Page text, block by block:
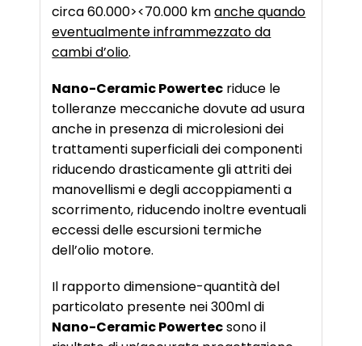
circa 60.000><70.000 kmanche quando
eventualmente inframmezzato da
cambi d’olio.
Nano-Ceramic Powertec riduce le
tolleranze meccaniche dovute ad usura
anche in presenza di microlesioni dei
trattamenti superficiali dei componenti
riducendo drasticamente gli attriti dei
manovellismi e degli accoppiamenti a
scorrimento, riducendo inoltre eventuali
eccessi delle escursioni termiche
dell’olio motore.
Il rapporto dimensione-quantità del
particolato presente nei 300ml di
Nano-Ceramic Powertecsono il